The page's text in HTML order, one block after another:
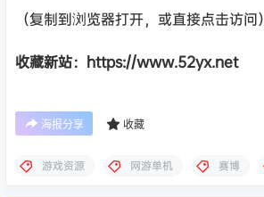
（复制到浏览器打开，或直接点击访问）
收藏新站：https://www.52yx.net
海报分享 收藏
游戏资源 网游单机 赛博